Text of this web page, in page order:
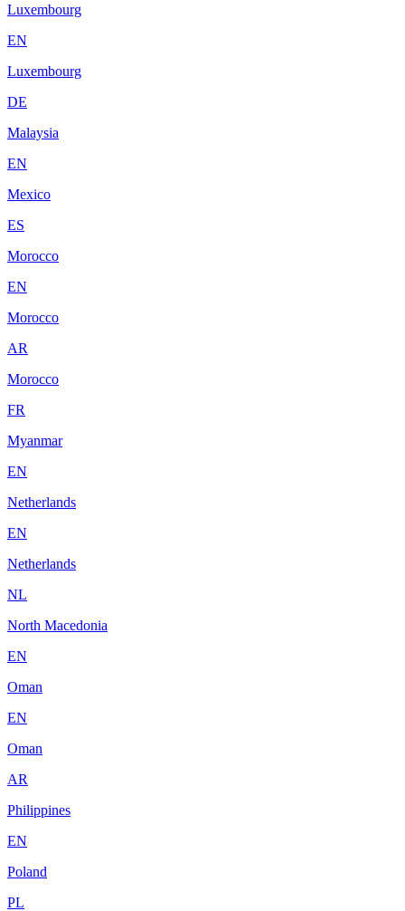
Luxembourg
EN
Luxembourg
DE
Malaysia
EN
Mexico
ES
Morocco
EN
Morocco
AR
Morocco
FR
Myanmar
EN
Netherlands
EN
Netherlands
NL
North Macedonia
EN
Oman
EN
Oman
AR
Philippines
EN
Poland
PL